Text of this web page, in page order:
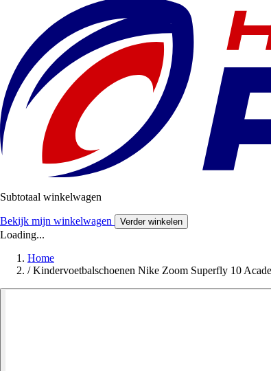
Subtotaal winkelwagen
Bekijk mijn winkelwagen Verder winkelen
Loading...
Home
/ Kindervoetbalschoenen Nike Zoom Superfly 10